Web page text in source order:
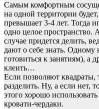
Самым комфортным
на одной территории
превышает 3-4 лет. Тогда
одно целое пространство.
случае придется делить,
дают о себе знать. Одному
готовиться к занятиям), а
клеить…
Если позволяют квадраты,
разделить. Ну, а если нет,
этого хорошо
кровати-чердаки.